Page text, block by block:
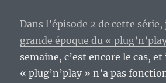
Dans l’épisode 2 de cette
grande époque du «
semaine, c’est encore le cas, et
« plug’n’play » n’a pas